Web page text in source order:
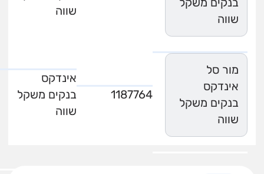
שווה
שווה
מור סל
אינדקס
בנקים משקל
שווה
1187764
אינדקס
בנקים משקל
שווה